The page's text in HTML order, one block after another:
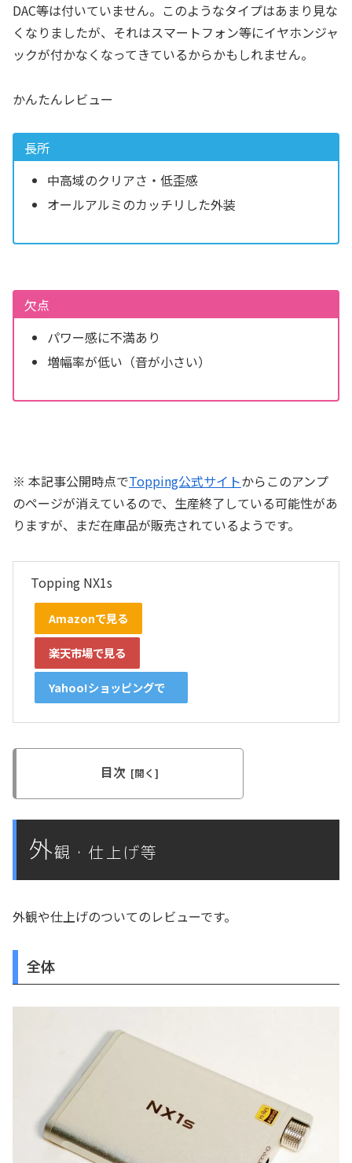
DAC等は付いていません。このようなタイプはあまり見な
くなりましたが、それはスマートフォン等にイヤホンジャ
ックが付かなくなってきているからかもしれません。
かんたんレビュー
長所
中高域のクリアさ・低歪感
オールアルミのカッチリした外装
欠点
パワー感に不満あり
増幅率が低い（音が小さい）
※ 本記事公開時点でTopping公式サイトからこのアンプ
のページが消えているので、生産終了している可能性があ
りますが、まだ在庫品が販売されているようです。
Topping NX1s
Amazonで見る
楽天市場で見る
Yahoo!ショッピングで
目次
外観・仕上げ等
外観や仕上げのついてのレビューです。
全体